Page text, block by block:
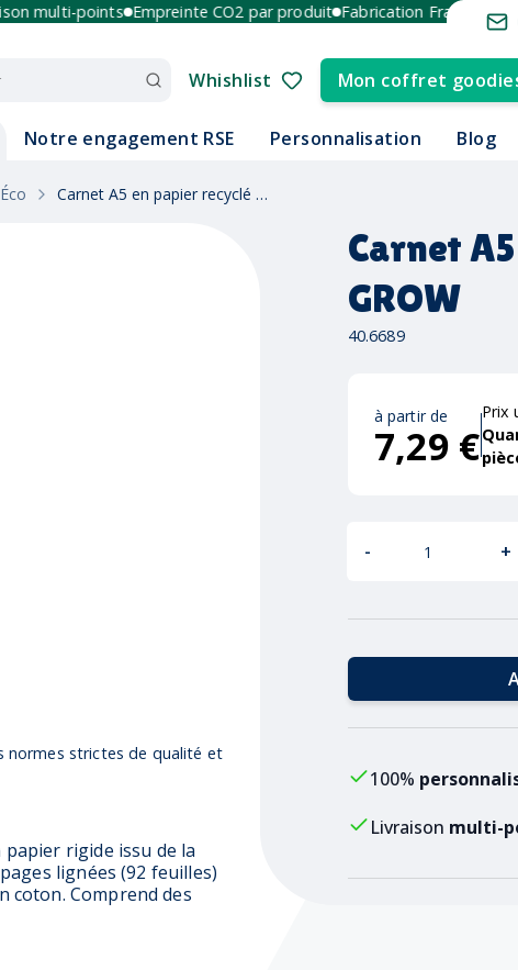
multi-points Empreinte CO2 par produit Fabrication France et
Whishlist Mon coffret
Notre engagement RSE Personnalisation Blog
Carnet A5 en papier recyclé GROW
normes strictes de qualité et
rigide issu de la
lignées (92 feuilles)
coton. Comprend des
Carnet
GROW
40.6689
à partir de
7,29 €
Prix
- +
100%
Livraison multi-